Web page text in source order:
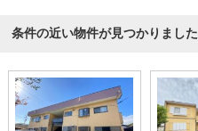
条件の近い物件が見つかりました